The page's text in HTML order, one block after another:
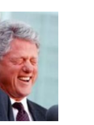
борьбы со спамом.
данные комментариев
сбор и обработку